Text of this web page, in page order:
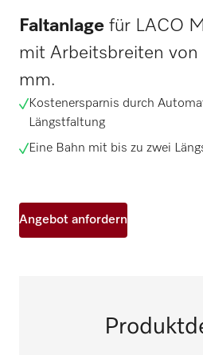
Faltanlage für LACO
mit Arbeitsbreiten
mm.
Kostenersparnis durch
Längstfaltung
Eine Bahn mit bis zu zwei
Angebot anfordern